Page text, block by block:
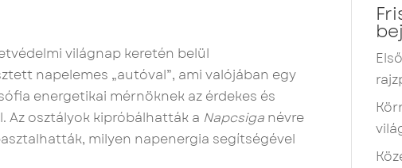
világnap keretén belül
napelemes „autóval”, ami valójában egy
energetikai mérnöknek az érdekes és
Az osztályok kipróbálhatták a Napcsiga névre
milyen napenergia segítségével